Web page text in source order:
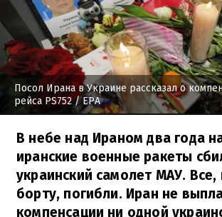
Посол Ирана в Украине рассказал о
рейса PS752/ ЕРА
В небе над Ираном два года
иранские военные ракеты
украинский самолет МАУ.
борту, погибли. Иран не
компенсации ни одной